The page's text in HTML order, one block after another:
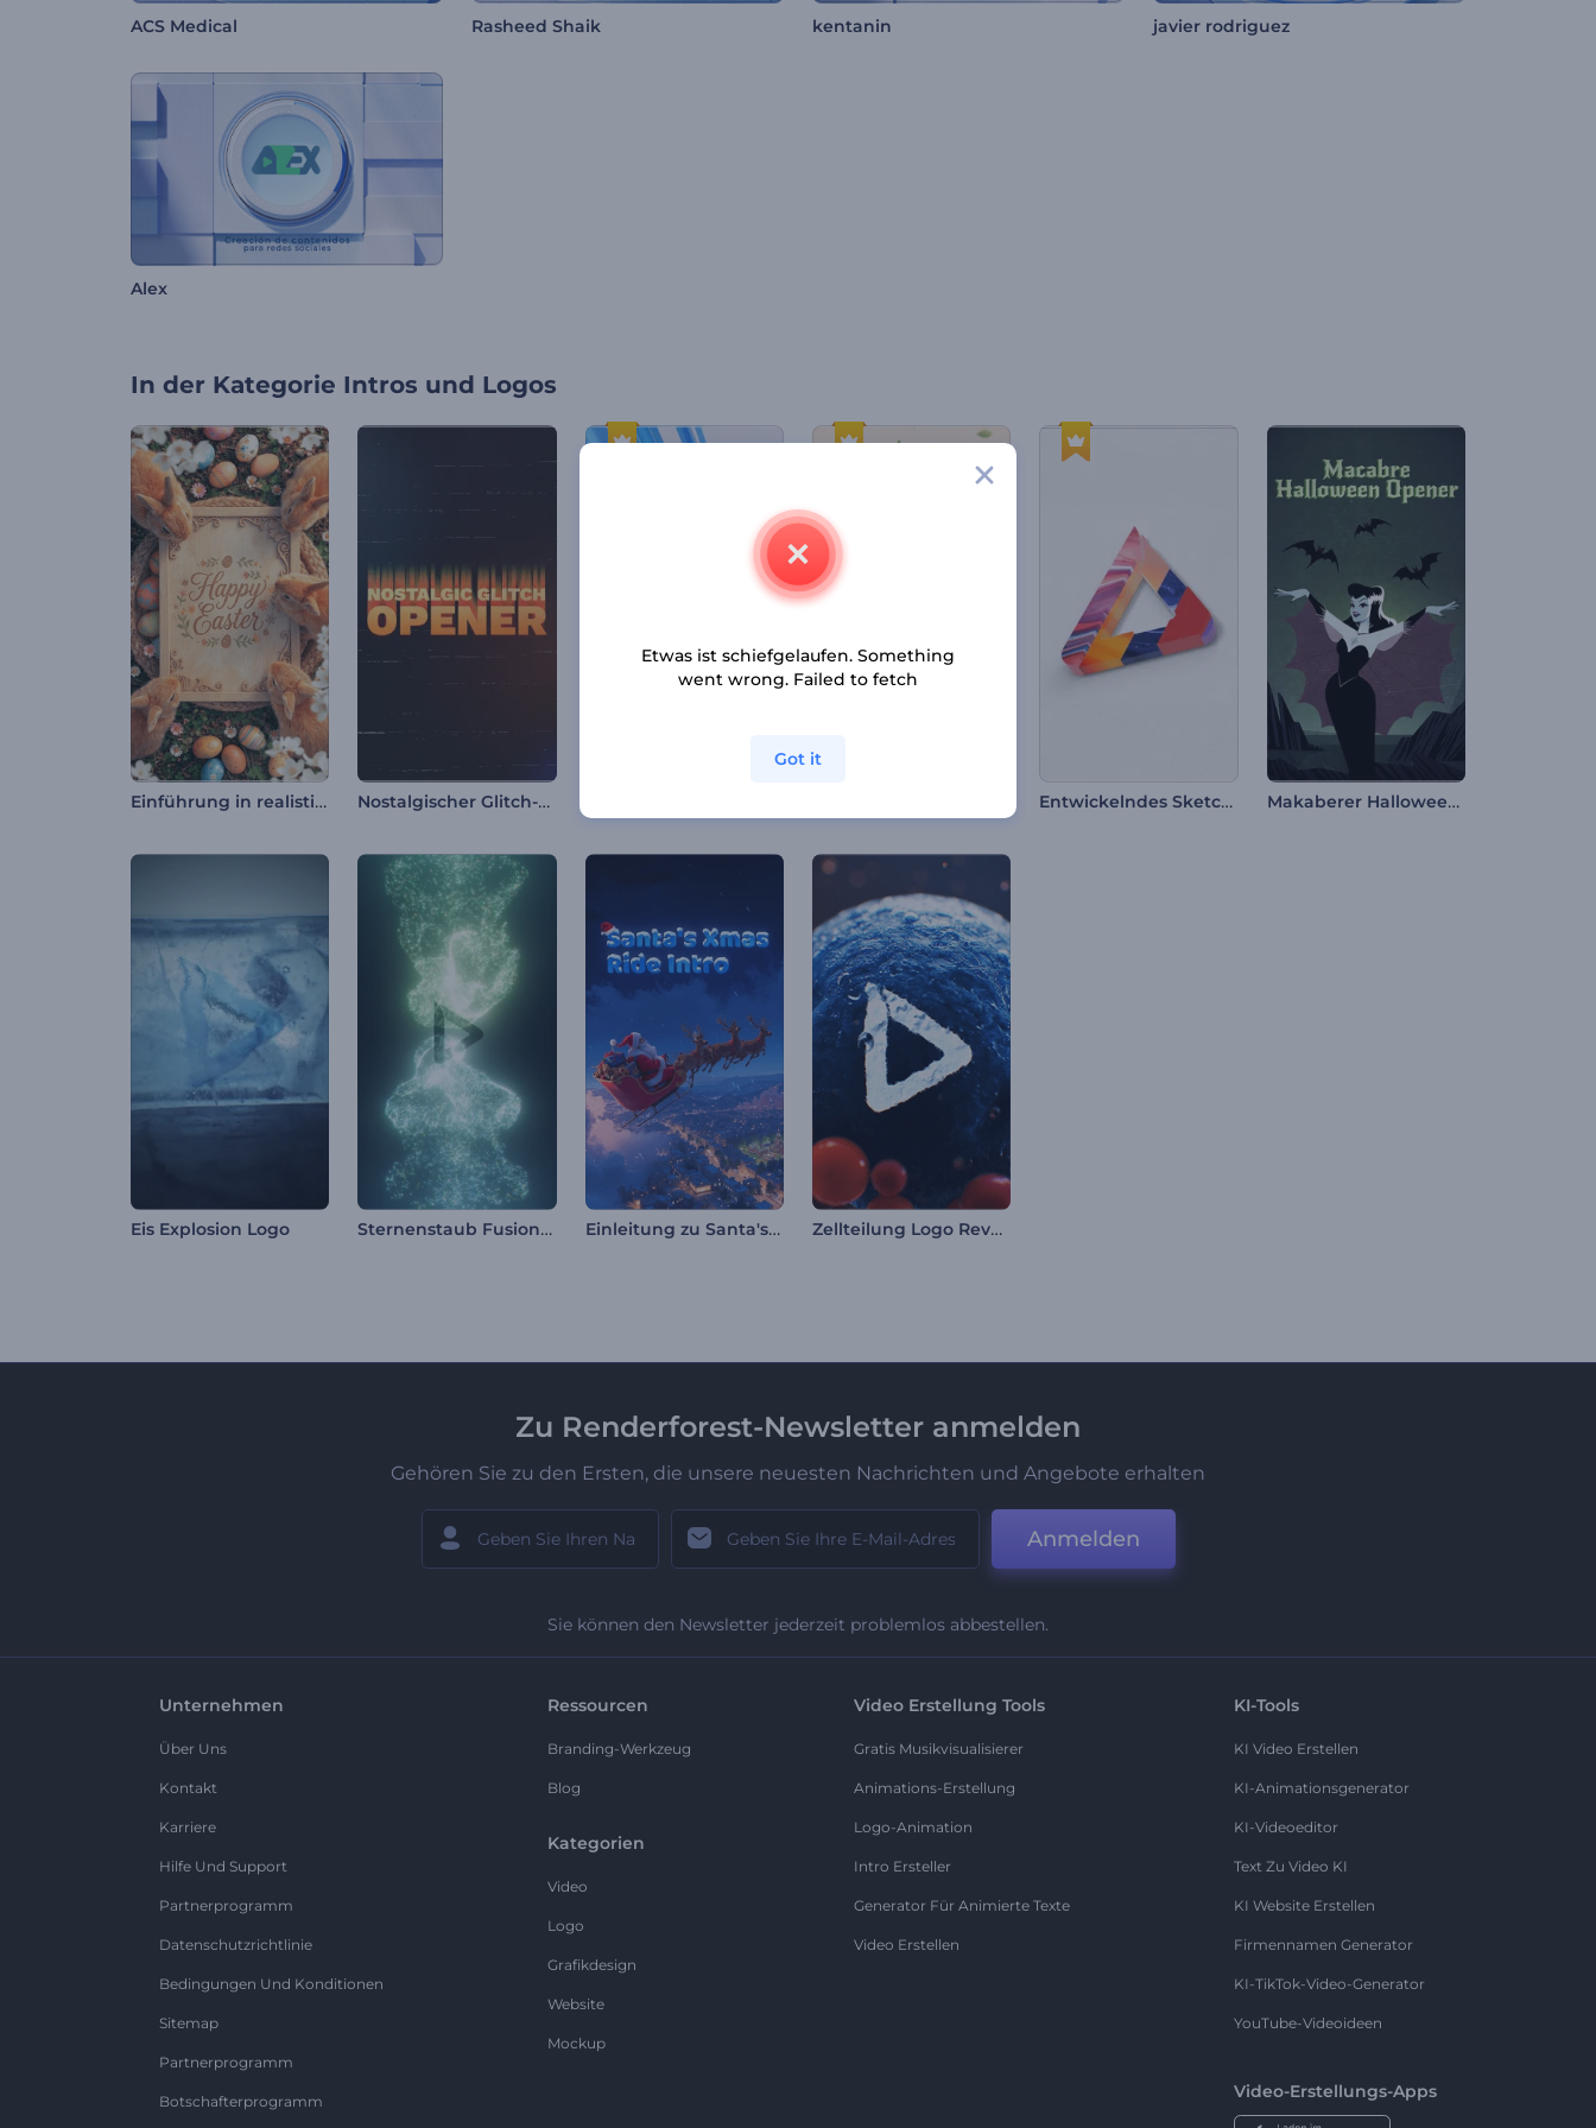
ACS Medical Rasheed Shaik kentanin javier rodriguez
Alex
In der Kategorie Intros und Logos
Einführung in realistische Osterhasen Nostalgischer Glitch-Opener Entwickelndes Sketch Logo Makaberer Halloween-Opener
Eis Explosion Logo Sternenstaub Fusion Logo Einleitung zu Santa's Xmas Ride Zellteilung Logo Reveal
Zu Renderforest-Newsletter anmelden
Gehören Sie zu den Ersten, die unsere neuesten Nachrichten und Angebote erhalten
Anmelden
Sie können den Newsletter jederzeit problemlos abbestellen.
Unternehmen
Über Uns
Kontakt
Karriere
Hilfe Und Support
Partnerprogramm
Datenschutzrichtlinie
Bedingungen Und Konditionen
Sitemap
Partnerprogramm
Botschafterprogramm
Ressourcen
Branding-Werkzeug
Blog
Kategorien
Video
Logo
Grafikdesign
Website
Mockup
Video Erstellung Tools
Gratis Musikvisualisierer
Animations-Erstellung
Logo-Animation
Intro Ersteller
Generator Für Animierte Texte
Video Erstellen
KI-Tools
KI Video Erstellen
KI-Animationsgenerator
KI-Videoeditor
Text Zu Video KI
KI Website Erstellen
Firmennamen Generator
KI-TikTok-Video-Generator
YouTube-Videoideen
Video-Erstellungs-Apps
Etwas ist schiefgelaufen. Something
went wrong. Failed to fetch
Got it